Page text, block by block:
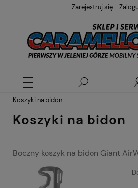
Zarejestruj się
Koszyki na bidon
Koszyki na bidon
Boczny koszyk na bidon Giant